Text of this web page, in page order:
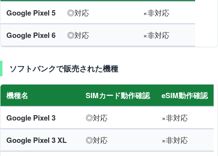
Google Pixel 5 ◎対応 ×非対応
Google Pixel 6 ◎対応 ×非対応
ソフトバンクで販売された機種
機種名 SIMカード動作確認 eSIM動作確認
Google Pixel 3 ◎対応 ×非対応
Google Pixel 3 XL ◎対応 ×非対応